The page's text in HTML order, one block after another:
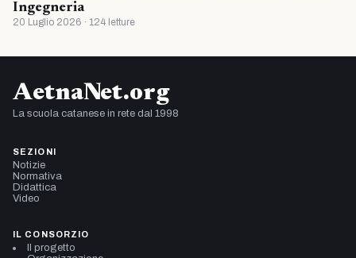
Ingegneria
20 Luglio 2026 · 124 letture
AetnaNet.org
La scuola catanese in rete dal 1998
SEZIONI
Notizie
Normativa
Didattica
Video
IL CONSORZIO
Il progetto